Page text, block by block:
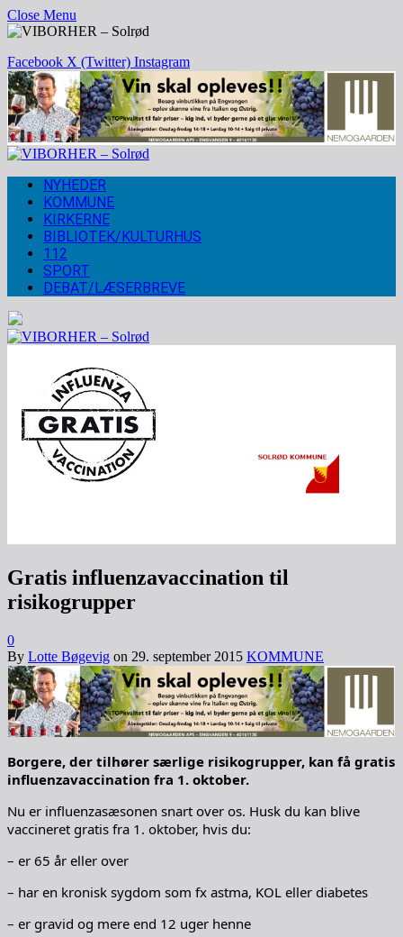
Close Menu
Facebook X (Twitter) Instagram
NYHEDER
KOMMUNE
KIRKERNE
BIBLIOTEK/KULTURHUS
112
SPORT
DEBAT/LÆSERBREVE
Gratis influenzavaccination til
risikogrupper
0
By Lotte Bøgevig on 29. september 2015 KOMMUNE
Borgere, der tilhører særlige risikogrupper, kan få gratis
influenzavaccination fra 1. oktober.
Nu er influenzasæsonen snart over os. Husk du kan blive
vaccineret gratis fra 1. oktober, hvis du:
– er 65 år eller over
– har en kronisk sygdom som fx astma, KOL eller diabetes
– er gravid og mere end 12 uger henne